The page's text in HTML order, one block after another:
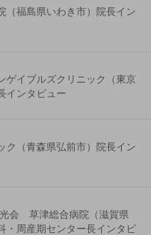
（福島県いわき市）院長イン
ゲイブルズクリニック（東京
インタビュー
ク（青森県弘前市）院長イン
会 草津総合病院（滋賀県
・周産期センター長インタビ